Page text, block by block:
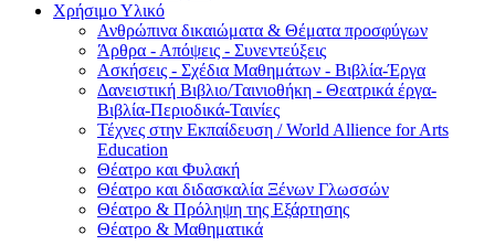
Χρήσιμο Υλικό
Ανθρώπινα δικαιώματα & Θέματα προσφύγων
Άρθρα - Απόψεις - Συνεντεύξεις
Ασκήσεις - Σχέδια Μαθημάτων - Βιβλία-Έργα
Δανειστική Βιβλιο/Ταινιοθήκη - Θεατρικά έργα-
Βιβλία-Περιοδικά-Ταινίες
Τέχνες στην Εκπαίδευση / World Allience for Arts
Education
Θέατρο και Φυλακή
Θέατρο και διδασκαλία Ξένων Γλωσσών
Θέατρο & Πρόληψη της Εξάρτησης
Θέατρο & Μαθηματικά